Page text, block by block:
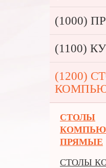
(1000)
(1100)
(1200)
СТОЛЫ
ПРЯМЫЕ
СТОЛЫ